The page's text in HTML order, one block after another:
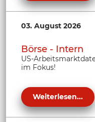
03. August 2026
Börse - Intern
US-
im Fokus!
Weiterlesen...